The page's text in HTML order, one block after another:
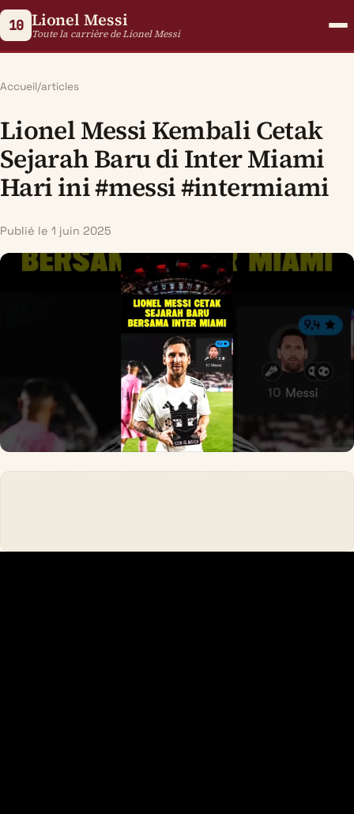
10 Lionel Messi
Toute la carrière de Lionel Messi
Accueil/articles
Lionel Messi Kembali Cetak
Sejarah Baru di Inter Miami
Hari ini #messi #intermiami
Publié le 1 juin 2025